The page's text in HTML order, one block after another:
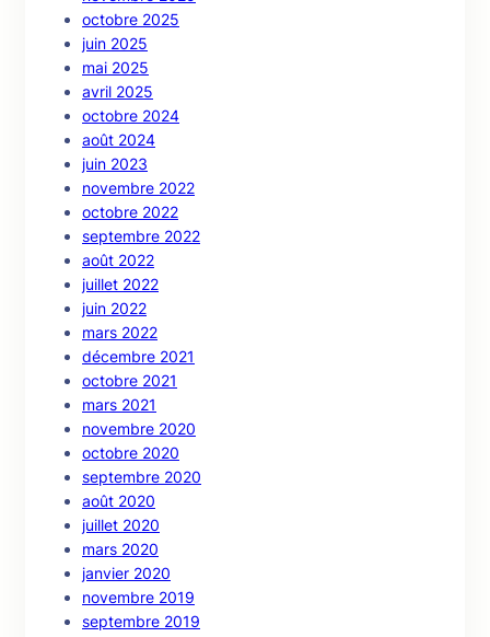
octobre 2025
juin 2025
mai 2025
avril 2025
octobre 2024
août 2024
juin 2023
novembre 2022
octobre 2022
septembre 2022
août 2022
juillet 2022
juin 2022
mars 2022
décembre 2021
octobre 2021
mars 2021
novembre 2020
octobre 2020
septembre 2020
août 2020
juillet 2020
mars 2020
janvier 2020
novembre 2019
septembre 2019